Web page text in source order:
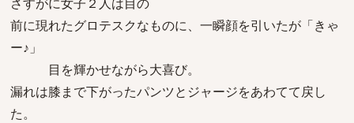
前に現れたグロテスクなものに、一瞬顔を引いたが「きゃ
ー♪」
目を輝かせながら大喜び。
漏れは膝まで下がったパンツとジャージをあわてて戻し
た。